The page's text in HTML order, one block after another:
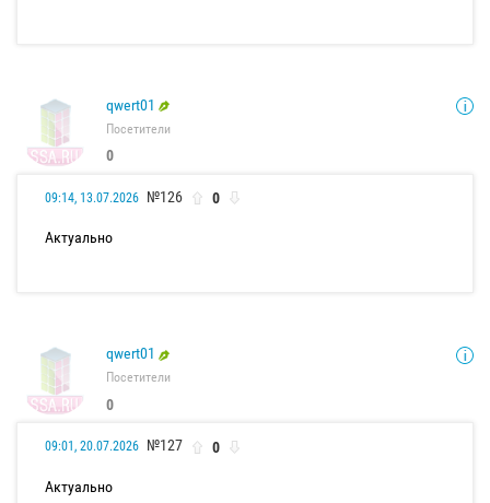
qwert01
Посетители
0
09:14, 13.07.2026 №126 0
Актуально
qwert01
Посетители
0
09:01, 20.07.2026 №127 0
Актуально